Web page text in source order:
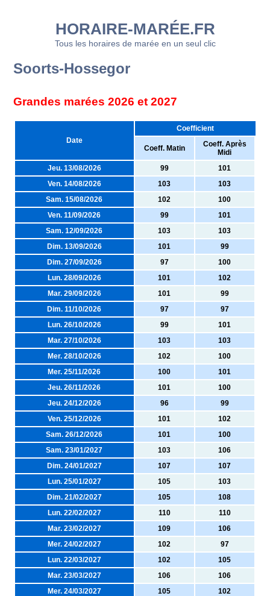
HORAIRE-MARÉE.FR
Tous les horaires de marée en un seul clic
Soorts-Hossegor
Grandes marées 2026 et 2027
Date
Coefficient
Coeff. Matin
Coeff. Après
Midi
Jeu. 13/08/2026
99
101
Ven. 14/08/2026
103
103
Sam. 15/08/2026
102
100
Ven. 11/09/2026
99
101
Sam. 12/09/2026
103
103
Dim. 13/09/2026
101
99
Dim. 27/09/2026
97
100
Lun. 28/09/2026
101
102
Mar. 29/09/2026
101
99
Dim. 11/10/2026
97
97
Lun. 26/10/2026
99
101
Mar. 27/10/2026
103
103
Mer. 28/10/2026
102
100
Mer. 25/11/2026
100
101
Jeu. 26/11/2026
101
100
Jeu. 24/12/2026
96
99
Ven. 25/12/2026
101
102
Sam. 26/12/2026
101
100
Sam. 23/01/2027
103
106
Dim. 24/01/2027
107
107
Lun. 25/01/2027
105
103
Dim. 21/02/2027
105
108
Lun. 22/02/2027
110
110
Mar. 23/02/2027
109
106
Mer. 24/02/2027
102
97
Lun. 22/03/2027
102
105
Mar. 23/03/2027
106
106
Mer. 24/03/2027
105
102